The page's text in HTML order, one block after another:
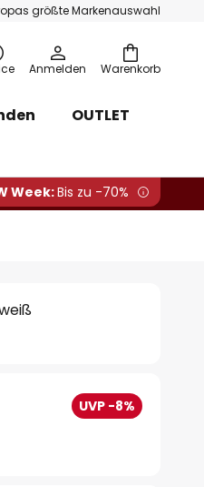
größte Markenauswahl
Warenkorb
Anmelden
OUTLET
Week:Bis zu -70%
UVP -8%